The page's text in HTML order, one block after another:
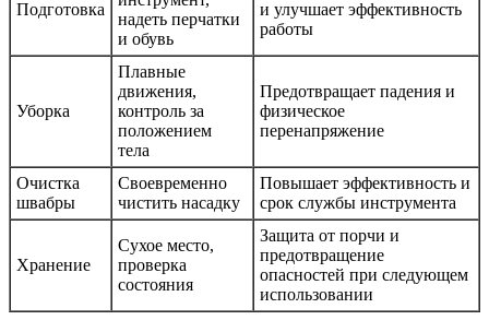
Подготовка
надеть перчатки
и обувь
и улучшает эффективность
работы
Уборка
Плавные
движения,
контроль за
положением
тела
Предотвращает падения и
физическое
перенапряжение
Очистка
швабры
Своевременно
чистить насадку
Повышает эффективность и
срок службы инструмента
Хранение
Сухое место,
проверка
состояния
Защита от порчи и
предотвращение
опасностей при следующем
использовании